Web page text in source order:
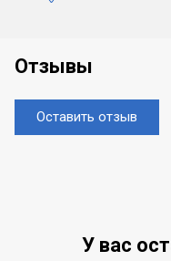
Отзывы
Оставить отзыв
У вас